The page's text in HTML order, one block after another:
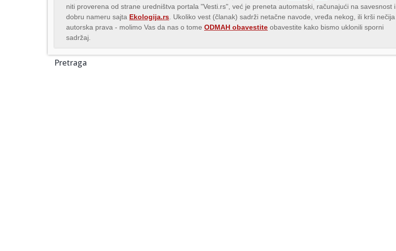
niti proverena od strane uredništva portala "Vesti.rs", već je preneta automatski, računajući na savesnost i
dobru nameru sajta Ekologija.rs . Ukoliko vest (članak) sadrži netačne navode, vređa nekog, ili krši nečija
autorska prava - molimo Vas da nas o tome ODMAH obavestite obavestite kako bismo uklonili sporni
sadržaj.
Pretraga